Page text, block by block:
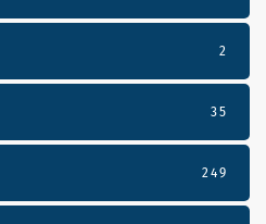
2
35
249